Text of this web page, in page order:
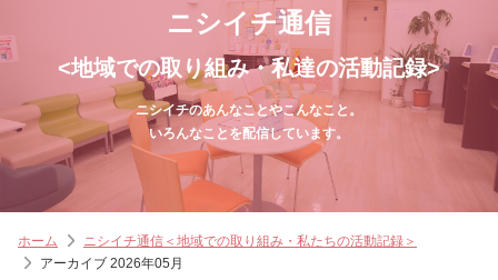
ニシイチ通信
<地域での取り組み・私達の活動記録>
ニシイチのあんなことやこんなこと。
いろんなことを配信しています。
ホーム
ニシイチ通信＜地域での取り組み・私たちの活動記録＞
アーカイブ 2026年05月